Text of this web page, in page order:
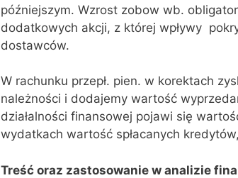
późniejszym. Wzrost zobow wb.
dodatkowych akcji, z której wpływy
dostawców.
W rachunku przepł. pien. w korektach
należności i dodajemy wartość
działalności finansowej pojawi się
wydatkach wartość spłacanych
Treść oraz zastosowanie w analizie